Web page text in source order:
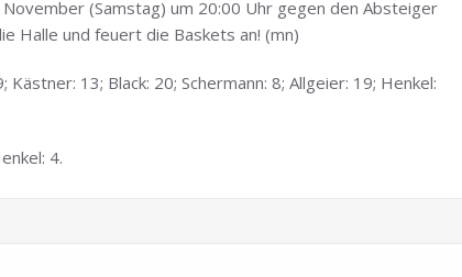
(Samstag) um 20:00 Uhr gegen den Absteiger
Halle und feuert die Baskets an! (mn)
Kästner: 13; Black: 20; Schermann: 8; Allgeier: 19; Henkel:
4.